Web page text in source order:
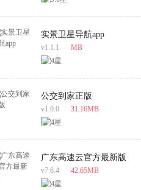
实景卫星导航app
v1.1.1 MB
公交到家正版
v1.0.0 31.16MB
广东高速云官方最新版
v7.6.4 42.65MB